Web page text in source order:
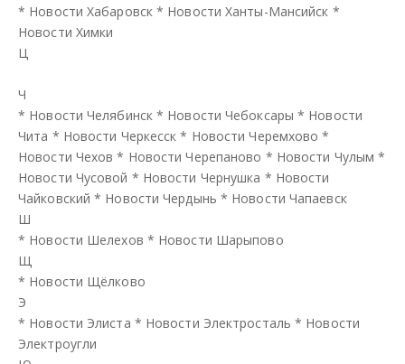
* Новости Хабаровск * Новости Ханты-Мансийск *
Новости Химки
Ц
Ч
* Новости Челябинск * Новости Чебоксары * Новости
Чита * Новости Черкесск * Новости Черемхово *
Новости Чехов * Новости Черепаново * Новости Чулым *
Новости Чусовой * Новости Чернушка * Новости
Чайковский * Новости Чердынь * Новости Чапаевск
Ш
* Новости Шелехов * Новости Шарыпово
Щ
* Новости Щёлково
Э
* Новости Элиста * Новости Электросталь * Новости
Электроугли